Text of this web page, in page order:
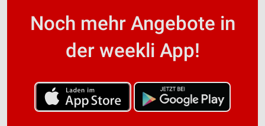
Noch mehr Angebote in
der weekli App!